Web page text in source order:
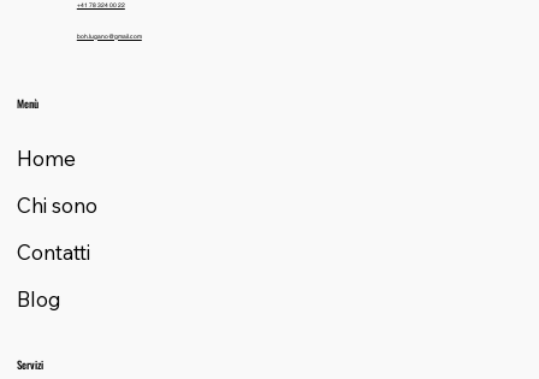
+41 78 324 00 22
boh.lugano@gmail.com
Menù
Home
Chi sono
Contatti
Blog
Servizi